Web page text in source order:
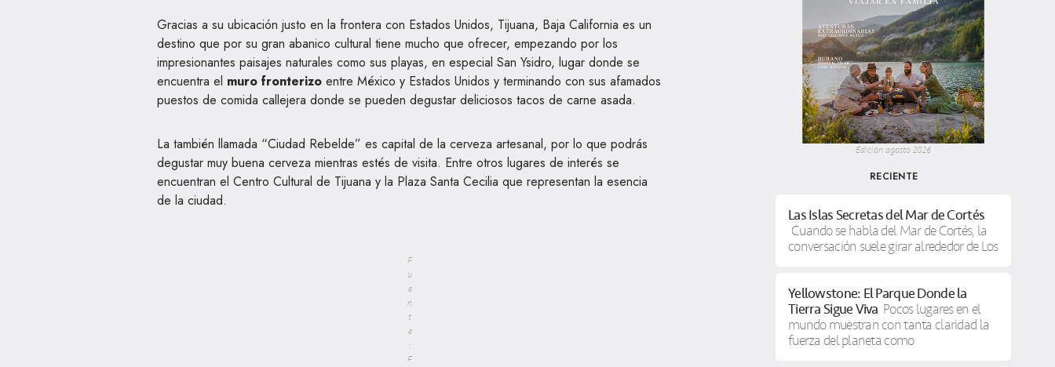
Gracias a su ubicación justo en la frontera con Estados Unidos, Tijuana, Baja California es un
destino que por su gran abanico cultural tiene mucho que ofrecer, empezando por los
impresionantes paisajes naturales como sus playas, en especial San Ysidro, lugar donde se
encuentra el muro fronterizo entre México y Estados Unidos y terminando con sus afamados
puestos de comida callejera donde se pueden degustar deliciosos tacos de carne asada.
La también llamada “Ciudad Rebelde” es capital de la cerveza artesanal, por lo que podrás
degustar muy buena cerveza mientras estés de visita. Entre otros lugares de interés se
encuentran el Centro Cultural de Tijuana y la Plaza Santa Cecilia que representan la esencia
de la ciudad.
F
u
e
n
t
e
:
F
Edición agosto 2026
RECIENTE
Las Islas Secretas del Mar de Cortés
Cuando se habla del Mar de Cortés, la
conversación suele girar alrededor de Los
Yellowstone: El Parque Donde la
Tierra Sigue Viva Pocos lugares en el
mundo muestran con tanta claridad la
fuerza del planeta como